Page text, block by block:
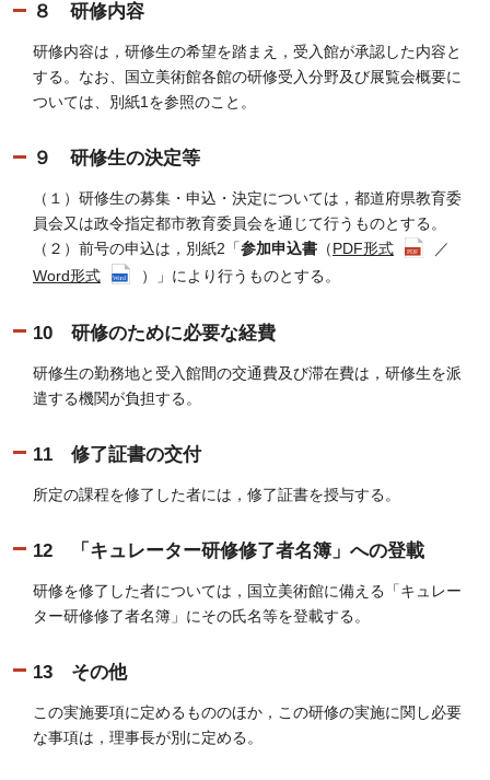
８ 研修内容
研修内容は，研修生の希望を踏まえ，受入館が承認した内容と
する。なお、国立美術館各館の研修受入分野及び展覧会概要に
ついては、別紙1を参照のこと。
９ 研修生の決定等
（１）研修生の募集・申込・決定については，都道府県教育委
員会又は政令指定都市教育委員会を通じて行うものとする。
（２）前号の申込は，別紙2「参加申込書（PDF形式
／
Word形式
）」により行うものとする。
10 研修のために必要な経費
研修生の勤務地と受入館間の交通費及び滞在費は，研修生を派
遣する機関が負担する。
11 修了証書の交付
所定の課程を修了した者には，修了証書を授与する。
12 「キュレーター研修修了者名簿」への登載
研修を修了した者については，国立美術館に備える「キュレー
ター研修修了者名簿」にその氏名等を登載する。
13 その他
この実施要項に定めるもののほか，この研修の実施に関し必要
な事項は，理事長が別に定める。